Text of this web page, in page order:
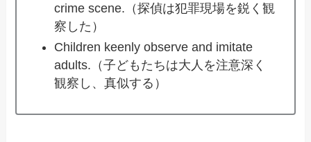
crime scene.（探偵は犯罪現場を鋭く観
察した）
Children keenly observe and imitate
adults.（子どもたちは大人を注意深く
観察し、真似する）